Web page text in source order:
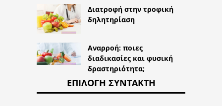
Διατροφή στην τροφική
δηλητηρίαση
Αναρροή: ποιες
διαδικασίες και φυσική
δραστηριότητα;
ΕΠΙΛΟΓΉ ΣΥΝΤΆΚΤΗ